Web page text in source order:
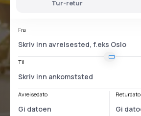
Tur-retur
Fra
Til
Avreisedato Returdato